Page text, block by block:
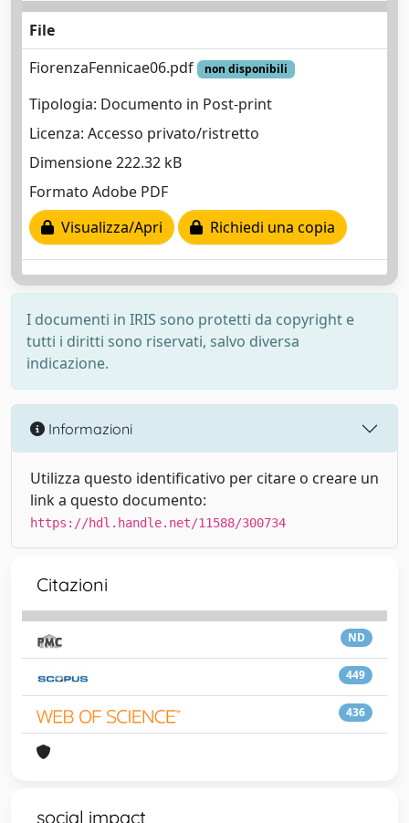
File
FiorenzaFennicae06.pdf
non disponibili
Tipologia: Documento in Post-print
Licenza: Accesso privato/ristretto
Dimensione 222.32 kB
Formato Adobe PDF
Visualizza/Apri
Richiedi una copia
I documenti in IRIS sono protetti da copyright e
tutti i diritti sono riservati, salvo diversa
indicazione.
Informazioni
Utilizza questo identificativo per citare o creare un
link a questo documento:
https://hdl.handle.net/11588/300734
Citazioni
ND
449
436
social impact